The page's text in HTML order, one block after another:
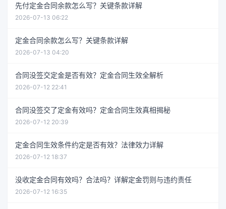
先付定金合同余款怎么写？关键条款详解
2026-07-13 06:22
定金合同余款怎么写？关键条款详解
2026-07-13 04:20
合同没签交定金是否有效？定金合同生效全解析
2026-07-12 22:41
合同没签交了定金有效吗？定金合同生效真相揭秘
2026-07-12 20:39
定金合同生效条件约定是否有效？法律效力详解
2026-07-12 18:37
没收定金合同有效吗？合法吗？详解定金罚则与违约责任
2026-07-12 16:35